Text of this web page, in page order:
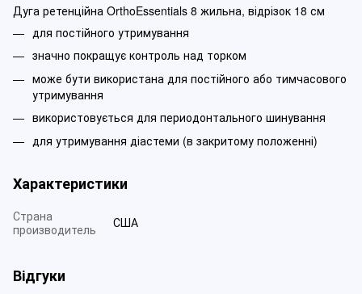
Дуга ретенційна OrthoEssentials 8 жильна, відрізок 18 см
для постійного утримування
значно покращує контроль над торком
може бути використана для постійного або тимчасового
утримування
використовується для периодонтального шинування
для утримування діастеми (в закритому положенні)
Характеристики
Страна
производитель
США
Відгуки